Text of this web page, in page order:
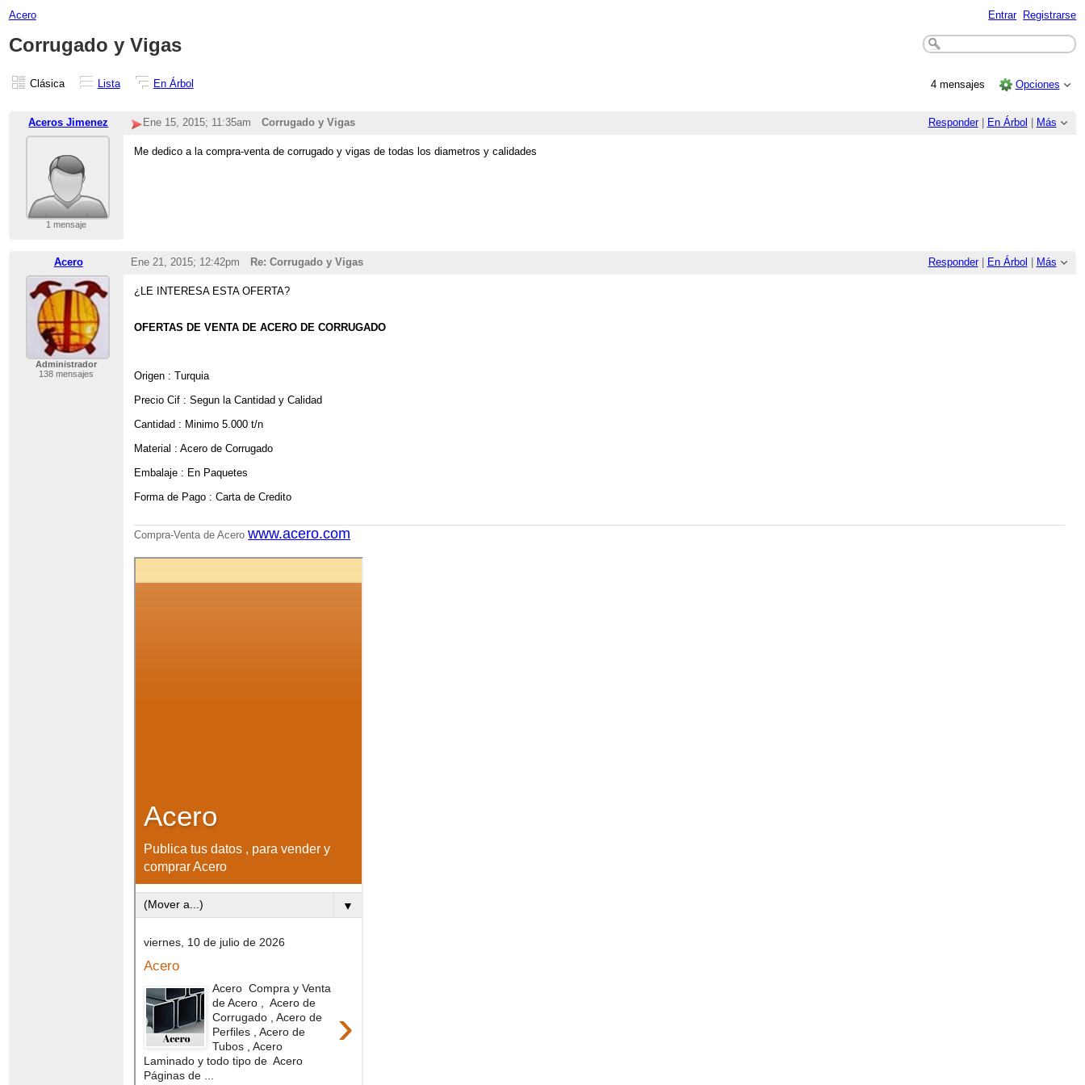
Acero Entrar Registrarse
Corrugado y Vigas
Clásica Lista En Árbol 4 mensajes Opciones
Aceros Jimenez Responder| En Árbol Más
Ene 15, 2015; 11:35am Corrugado y Vigas
1 mensaje
Me dedico a la compra-venta de corrugado y vigas de todas los diametros y calidades
Acero Responder| En Árbol Más
Ene 21, 2015; 12:42pm Re: Corrugado y Vigas
Administrador
138 mensajes
¿LE INTERESA ESTA OFERTA?
OFERTAS DE VENTA DE ACERO DE CORRUGADO
Origen : Turquia
Precio Cif : Segun la Cantidad y Calidad
Cantidad : Minimo 5.000 t/n
Material : Acero de Corrugado
Embalaje : En Paquetes
Forma de Pago : Carta de Credito
Compra-Venta de Acerowww.acero.com